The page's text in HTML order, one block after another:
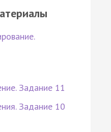
Задание 11
Задание 10